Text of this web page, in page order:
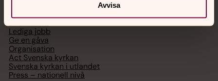
Avvisa
Hitta församling
Bli medlem
Lediga jobb
Ge en gåva
Organisation
Act Svenska kyrkan
Svenska kyrkan i utlandet
Press – nationell nivå